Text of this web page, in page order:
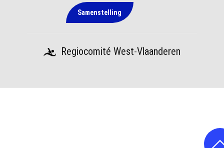
Samenstelling
Regiocomité West-Vlaanderen